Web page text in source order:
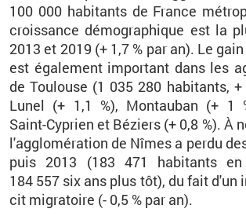
100 000 ha­bi­tants de France
crois­sance dé­mo­gra­phique est la
2013 et 2019 (+ 1,7 % par an). Le
est éga­le­ment im­por­tant dans les
de Tou­louse (1 035 280 ha­bi­tants, +
Lunel (+ 1,1 %), Mon­tau­ban (+ 1
Saint-Cy­prien et Bé­ziers (+ 0,8 %). À
l'ag­glo­mé­ra­tion de Nîmes a perdu
puis 2013 (183 471
ha­bi­tants
184 557 six ans plus tôt), du fait
cit mi­gra­toire (- 0,5 % par an).